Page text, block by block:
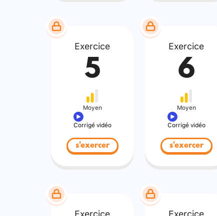
Exercice
5
Moyen
Corrigé vidéo
s'exercer
Exercice
6
Moyen
Corrigé vidéo
s'exercer